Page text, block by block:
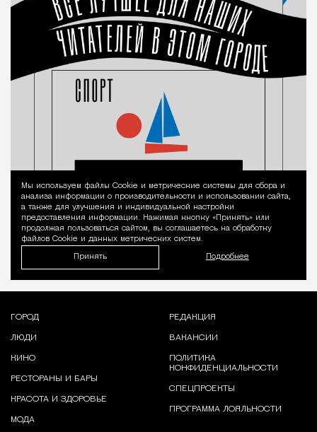
Уведомление
Мы используем файлы Сookie и метрические системы для сбора и
анализа информации о производительности и использовании сайта,
а также для улучшения и индивидуальной настройки
предоставления информации. Нажимая кнопку «Принять» или
продолжая пользоваться сайтом, вы соглашаетесь на обработку
файлов Cookie и данных метрических систем.
Принять Подробнее
ГОРОД
ЛЮДИ
КИНО
РЕСТОРАНЫ И БАРЫ
КРАСОТА И ЗДОРОВЬЕ
МОДА
РЕДАКЦИЯ
ВАКАНСИИ
ПОЛИТИКА
КОНФИДЕНЦИАЛЬНОСТИ
СПЕЦПРОЕКТЫ
ПРОГРАММА ЛОЯЛЬНОСТИ